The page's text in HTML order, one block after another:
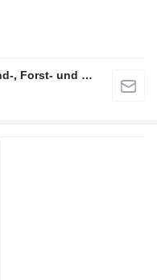
Seippel Landmaschinen GmbH Land-, Forst- und Gartentechnik